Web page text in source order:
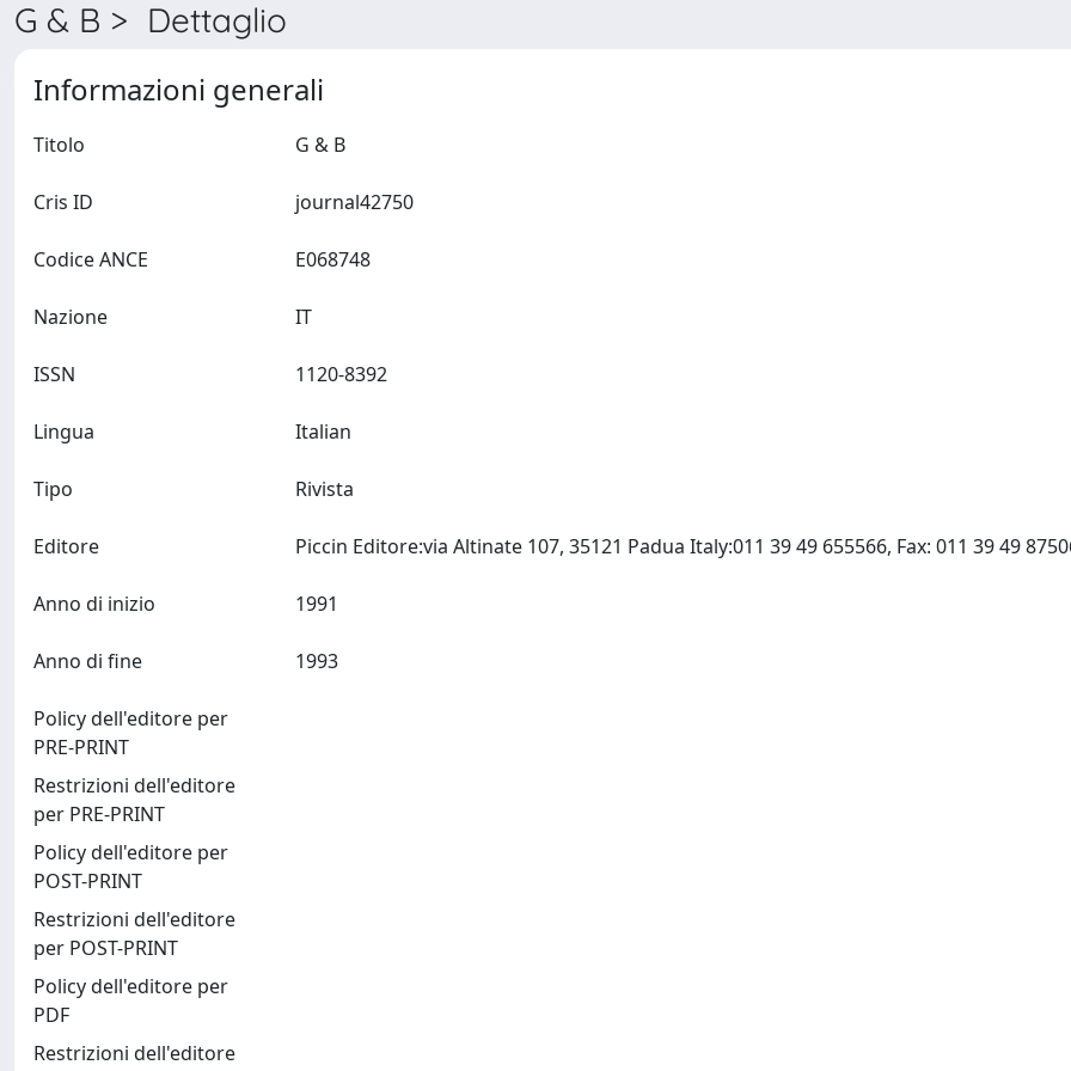
G & B > Dettaglio
Informazioni generali
Titolo
Cris ID
Codice ANCE
Nazione
ISSN
Lingua
Tipo Rivista
Editore
Anno di inizio
Anno di fine
Policy dell'editore per
PRE-PRINT
Restrizioni dell'editore
per PRE-PRINT
Policy dell'editore per
POST-PRINT
Restrizioni dell'editore
per POST-PRINT
Policy dell'editore per
PDF
Restrizioni dell'editore